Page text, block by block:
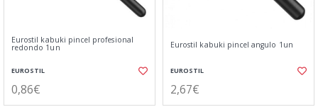
Eurostil kabuki pincel profesional
redondo 1un
EUROSTIL
0,86€
Eurostil kabuki pincel angulo 1un
EUROSTIL
2,67€